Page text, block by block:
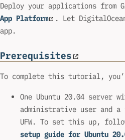
Deploy your applications from
App Platform
. Let
app.
Prerequisites
To complete this tutorial,
One Ubuntu 20.04 server
administrative user and
UFW. To set this up,
setup guide for Ubuntu